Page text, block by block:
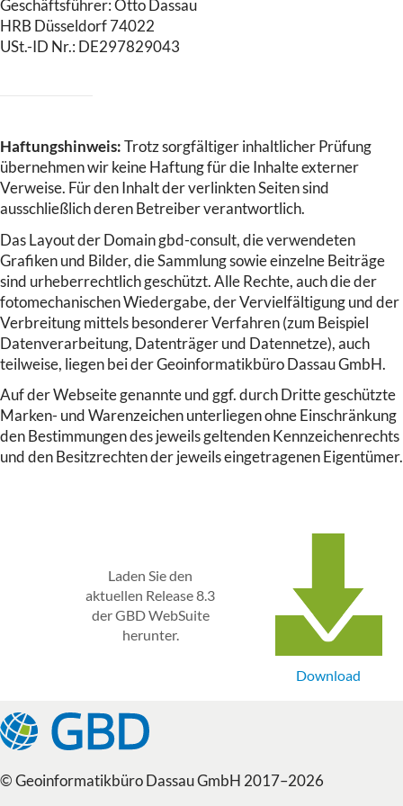
Geschäftsführer: Otto Dassau
HRB Düsseldorf 74022
USt.-ID Nr.: DE297829043
Haftungshinweis:Trotz sorgfältiger inhaltlicher Prüfung
übernehmen wir keine Haftung für die Inhalte externer
Verweise. Für den Inhalt der verlinkten Seiten sind
ausschließlich deren Betreiber verantwortlich.
Das Layout der Domain gbd-consult, die verwendeten
Grafiken und Bilder, die Sammlung sowie einzelne Beiträge
sind urheberrechtlich geschützt. Alle Rechte, auch die der
fotomechanischen Wiedergabe, der Vervielfältigung und der
Verbreitung mittels besonderer Verfahren (zum Beispiel
Datenverarbeitung, Datenträger und Datennetze), auch
teilweise, liegen bei der Geoinformatikbüro Dassau GmbH.
Auf der Webseite genannte und ggf. durch Dritte geschützte
Marken- und Warenzeichen unterliegen ohne Einschränkung
den Bestimmungen des jeweils geltenden Kennzeichenrechts
und den Besitzrechten der jeweils eingetragenen Eigentümer.
Download
Laden Sie den
aktuellen Release 8.3
der GBD WebSuite
herunter.
© Geoinformatikbüro Dassau GmbH 2017–2026